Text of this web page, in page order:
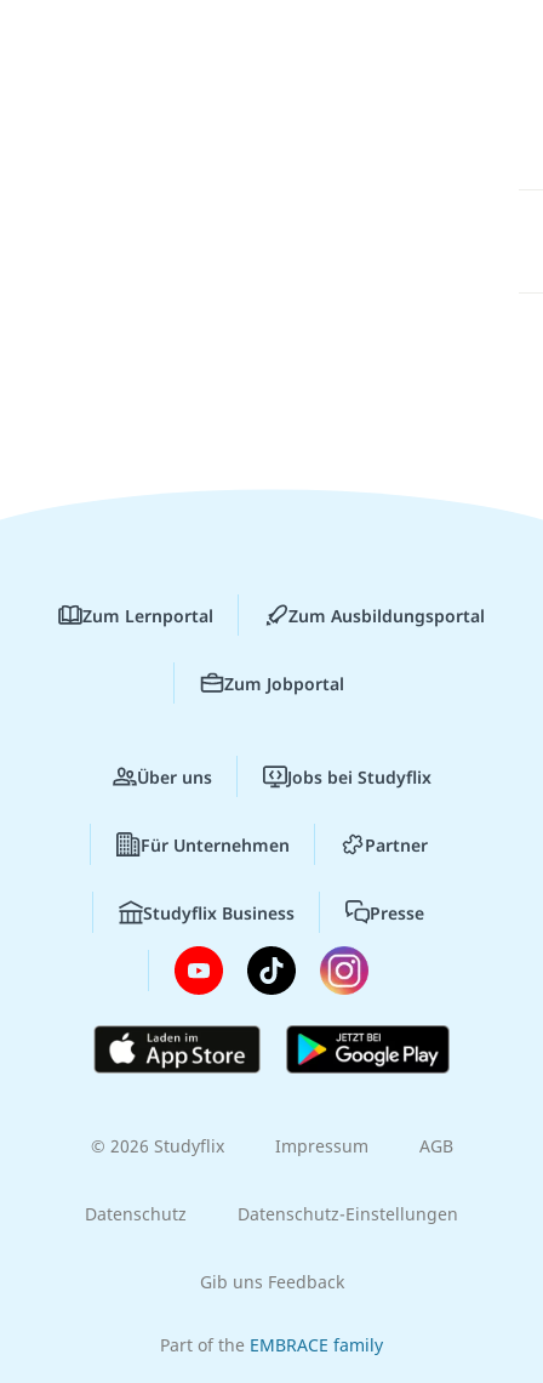
Zum Lernportal Zum Ausbildungsportal
Zum Jobportal
Über uns Jobs bei Studyflix
Für Unternehmen Partner
Studyflix Business Presse
© 2026 Studyflix Impressum AGB
Datenschutz Datenschutz-Einstellungen
Gib uns Feedback
Part of the EMBRACE family